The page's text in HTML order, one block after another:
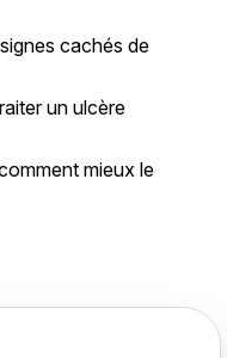
cachés de
un ulcère
mieux le